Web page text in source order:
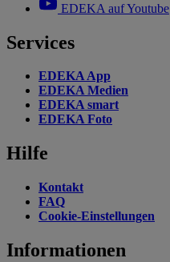
EDEKA auf Youtube
Services
EDEKA App
EDEKA Medien
EDEKA smart
EDEKA Foto
Hilfe
Kontakt
FAQ
Cookie-Einstellungen
Informationen